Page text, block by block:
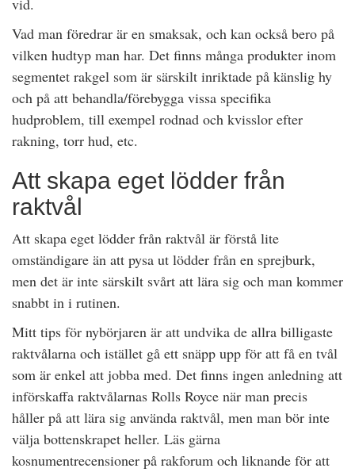
vid.
Vad man föredrar är en smaksak, och kan också bero på
vilken hudtyp man har. Det finns många produkter inom
segmentet rakgel som är särskilt inriktade på känslig hy
och på att behandla/förebygga vissa specifika
hudproblem, till exempel rodnad och kvisslor efter
rakning, torr hud, etc.
Att skapa eget lödder från
raktvål
Att skapa eget lödder från raktvål är förstå lite
omständigare än att pysa ut lödder från en sprejburk,
men det är inte särskilt svårt att lära sig och man kommer
snabbt in i rutinen.
Mitt tips för nybörjaren är att undvika de allra billigaste
raktvålarna och istället gå ett snäpp upp för att få en tvål
som är enkel att jobba med. Det finns ingen anledning att
införskaffa raktvålarnas Rolls Royce när man precis
håller på att lära sig använda raktvål, men man bör inte
välja bottenskrapet heller. Läs gärna
kosnumentrecensioner på rakforum och liknande för att